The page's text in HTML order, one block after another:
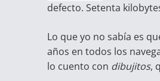
defecto. Setenta
Lo que yo no sabía es
años en todos los
lo cuento con dibujitos,